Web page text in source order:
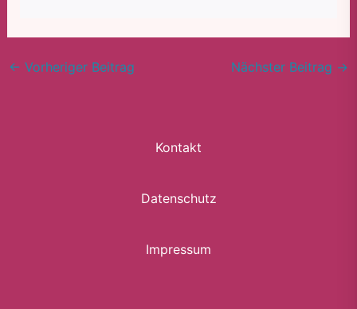
← Vorheriger Beitrag Nächster Beitrag →
Kontakt
Datenschutz
Impressum